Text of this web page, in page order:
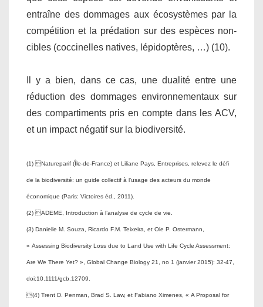
entraîne des dommages aux écosystèmes par la
compétition et la prédation sur des espèces non-
cibles (coccinelles natives, lépidoptères, …) (10).
Il y a bien, dans ce cas, une dualité entre une
réduction des dommages environnementaux sur
des compartiments pris en compte dans les ACV,
et un impact négatif sur la biodiversité.
(1) Natureparif (Île-de-France) et Liliane Pays, Entreprises, relevez le défi
de la biodiversité: un guide collectif à l’usage des acteurs du monde
économique (Paris: Victoires éd., 2011).
(2) ADEME, Introduction à l’analyse de cycle de vie.
(3) Danielle M. Souza, Ricardo F.M. Teixeira, et Ole P. Ostermann,
« Assessing Biodiversity Loss due to Land Use with Life Cycle Assessment:
Are We There Yet? », Global Change Biology 21, no 1 (janvier 2015): 32‑47,
doi:10.1111/gcb.12709.
(4) Trent D. Penman, Brad S. Law, et Fabiano Ximenes, « A Proposal for